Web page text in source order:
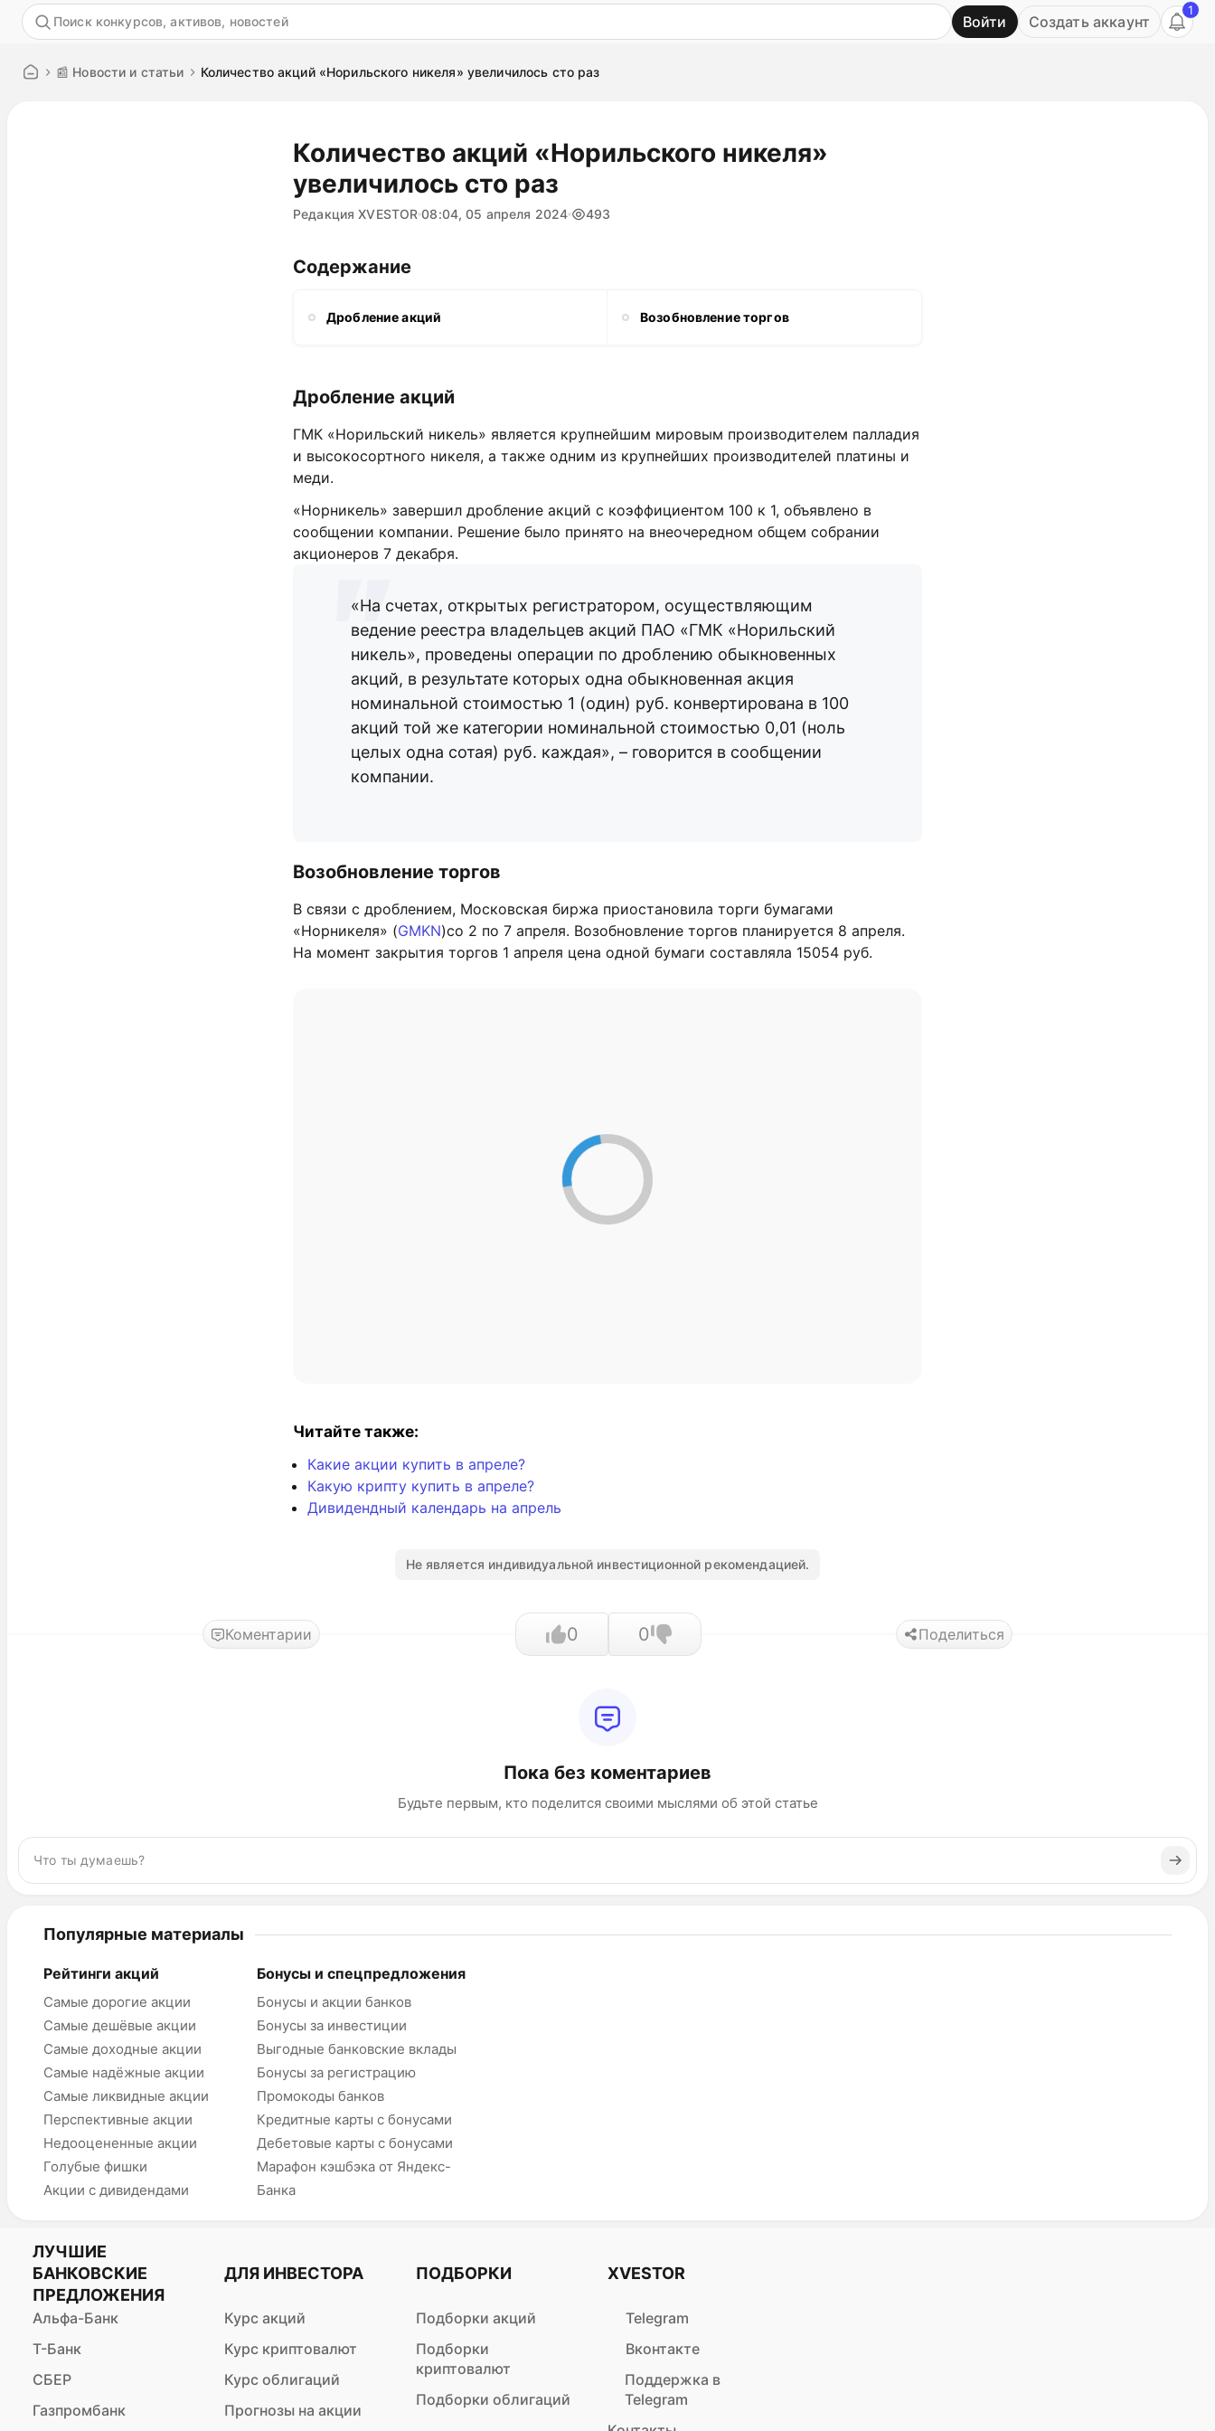
Войти Создать аккаунт
1
📰 Новости и статьи Количество акций «Норильского никеля» увеличилось сто раз
Количество акций «Норильского никеля»
увеличилось сто раз
Редакция XVESTOR 08:04, 05 апреля 2024 493
Содержание
Дробление акций Возобновление торгов
Дробление акций
ГМК «Норильский никель» является крупнейшим мировым производителем палладия
и высокосортного никеля, а также одним из крупнейших производителей платины и
меди.
«Норникель» завершил дробление акций с коэффициентом 100 к 1, объявлено в
сообщении компании. Решение было принято на внеочередном общем собрании
акционеров 7 декабря.
«На счетах, открытых регистратором, осуществляющим
ведение реестра владельцев акций ПАО «ГМК «Норильский
никель», проведены операции по дроблению обыкновенных
акций, в результате которых одна обыкновенная акция
номинальной стоимостью 1 (один) руб. конвертирована в 100
акций той же категории номинальной стоимостью 0,01 (ноль
целых одна сотая) руб. каждая», – говорится в сообщении
компании.
Возобновление торгов
В связи с дроблением, Московская биржа приостановила торги бумагами
«Норникеля» (GMKN)со 2 по 7 апреля. Возобновление торгов планируется 8 апреля.
На момент закрытия торгов 1 апреля цена одной бумаги составляла 15054 руб.
Читайте также:
Какие акции купить в апреле?
Какую крипту купить в апреле?
Дивидендный календарь на апрель
Не является индивидуальной инвестиционной рекомендацией.
Коментарии 0 0 Поделиться
Пока без коментариев
Будьте первым, кто поделится своими мыслями об этой статье
Популярные материалы
Рейтинги акций
Самые дорогие акции
Самые дешёвые акции
Самые доходные акции
Самые надёжные акции
Самые ликвидные акции
Перспективные акции
Недооцененные акции
Голубые фишки
Акции с дивидендами
Бонусы и спецпредложения
Бонусы и акции банков
Бонусы за инвестиции
Выгодные банковские вклады
Бонусы за регистрацию
Промокоды банков
Кредитные карты с бонусами
Дебетовые карты с бонусами
Марафон кэшбэка от Яндекс-
Банка
ЛУЧШИЕ
БАНКОВСКИЕ
ПРЕДЛОЖЕНИЯ
Альфа-Банк
Т-Банк
СБЕР
Газпромбанк
ДЛЯ ИНВЕСТОРА
Курс акций
Курс криптовалют
Курс облигаций
Прогнозы на акции
ПОДБОРКИ
Подборки акций
Подборки
криптовалют
Подборки облигаций
XVESTOR
Telegram
Вконтакте
Поддержка в
Telegram